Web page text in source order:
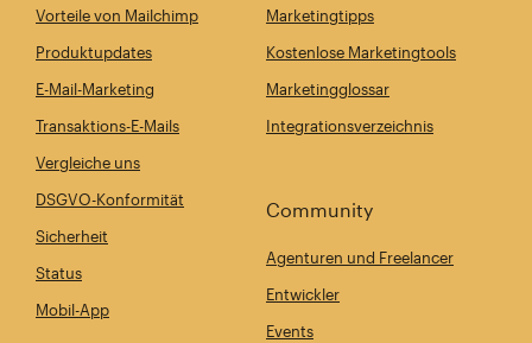
Vorteile von Mailchimp
Produktupdates
E-Mail-Marketing
Transaktions-E-Mails
Vergleiche uns
DSGVO-Konformität
Sicherheit
Status
Mobil-App
Marketingtipps
Kostenlose Marketingtools
Marketingglossar
Integrationsverzeichnis
Community
Agenturen und Freelancer
Entwickler
Events